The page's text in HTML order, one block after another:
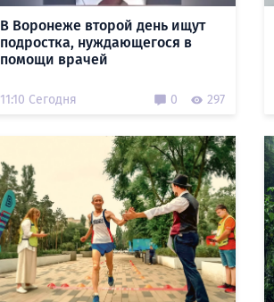
В Воронеже второй день ищут
подростка, нуждающегося в
помощи врачей
11:10 Сегодня 0 297